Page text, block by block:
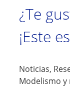
¿Te
¡Este
Noticias,
Modelismo y